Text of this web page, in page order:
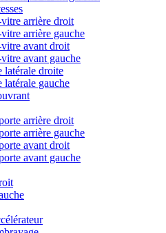
arrière droit
arrière gauche
avant droit
avant gauche
latérale droite
latérale gauche
arrière droit
arrière gauche
avant droit
avant gauche